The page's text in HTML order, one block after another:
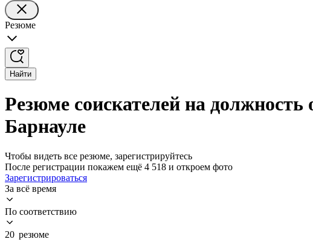
Резюме
Найти
Резюме соискателей на
Барнауле
Чтобы видеть все резюме, зарегистрируйтесь
После регистрации покажем ещё 4 518 и откроем фото
Зарегистрироваться
За всё время
По соответствию
20 резюме